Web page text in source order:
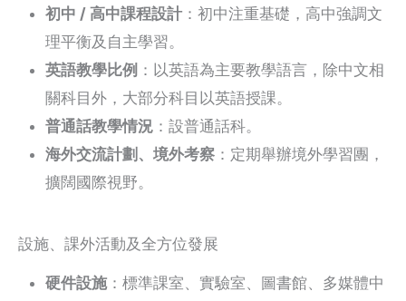
初中 / 高中課程設計 ：初中注重基礎，高中強調文
理平衡及自主學習。
英語教學比例 ：以英語為主要教學語言，除中文相
關科目外，大部分科目以英語授課。
普通話教學情況 ：設普通話科。
海外交流計劃、境外考察 ：定期舉辦境外學習團，
擴闊國際視野。
設施、課外活動及全方位發展
硬件設施：標準課室、實驗室、圖書館、多媒體中